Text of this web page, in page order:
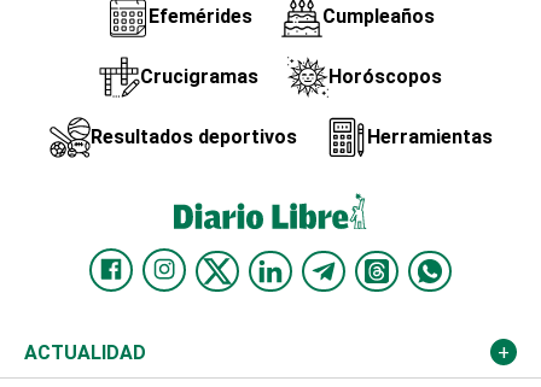
Efemérides Cumpleaños
Crucigramas Horóscopos
Resultados deportivos Herramientas
ACTUALIDAD